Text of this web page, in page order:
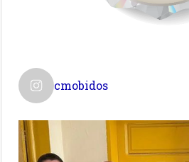
cmobidos